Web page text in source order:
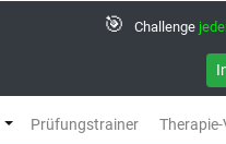
🎯 Challenge
Prüfungstrainer